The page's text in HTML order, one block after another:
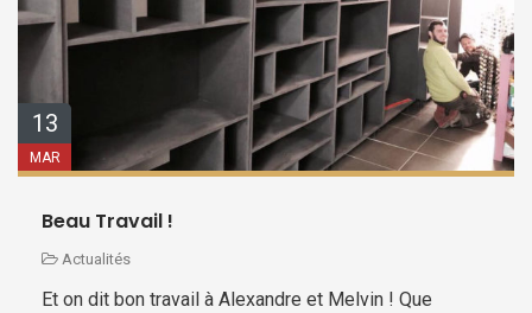
13
MAR
Beau Travail !
Actualités
Et on dit bon travail à Alexandre et Melvin ! Que